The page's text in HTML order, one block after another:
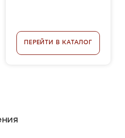
ПЕРЕЙТИ В КАТАЛОГ